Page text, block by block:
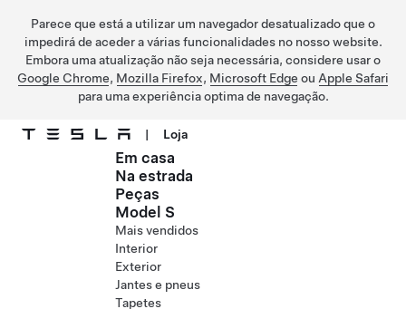
Parece que está a utilizar um navegador desatualizado que o
impedirá de aceder a várias funcionalidades no nosso website.
Embora uma atualização não seja necessária, considere usar o
Google Chrome, Mozilla Firefox, Microsoft Edge ou Apple Safari
para uma experiência optima de navegação.
Ir para o conteúdo principal
| Loja
Em casa
Na estrada
Peças
Model S
Mais vendidos
Interior
Exterior
Jantes e pneus
Tapetes